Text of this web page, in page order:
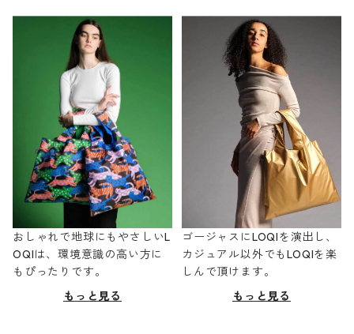
おしゃれで地球にもやさしいL
OQIは、環境意識の高い方に
もぴったりです。
もっと見る
ゴージャスにLOQIを演出し、
カジュアル以外でもLOQIを楽
しんで頂けます。
もっと見る